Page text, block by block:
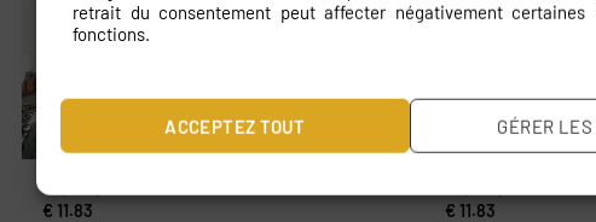
retrait du consentement peut affecter négativement certaines
fonctions.
ACCEPTEZ TOUT GÉRER
Papier peint Dinosaures
€ 11.83
€ 11.83